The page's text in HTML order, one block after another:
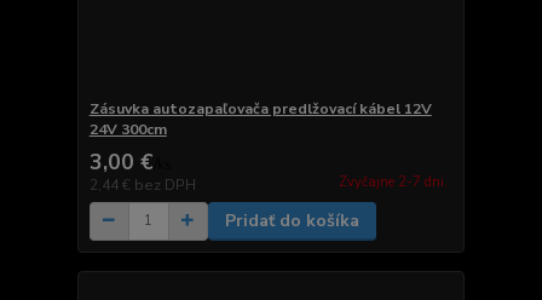
Zásuvka autozapaľovača predlžovací kábel 12V
24V 300cm
3,00 €
2,44 € bez DPH Zvyčajne 2-7 dni.
Pridať do košíka